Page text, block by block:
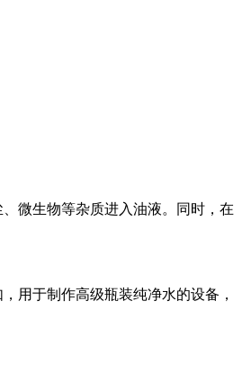
微生物等杂质进入油液。同时，在
用于制作高级瓶装纯净水的设备，